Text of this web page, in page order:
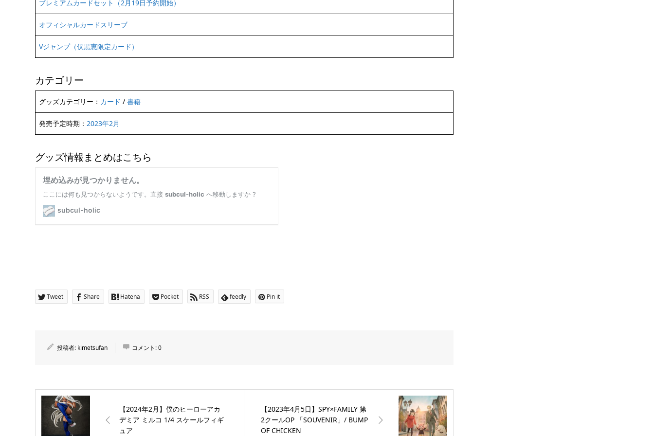
プレミアムカードセット（2月19日予約開始）
オフィシャルカードスリーブ
Vジャンプ（伏黒恵限定カード）
カテゴリー
グッズカテゴリー： カード / 書籍
発売予定時期： 2023年2月
グッズ情報まとめはこちら
Tweet Share Hatena Pocket RSS feedly Pin it
投稿者: kimetsufan コメント:0
【2024年2月】僕のヒーローアカ
デミア ミルコ 1/4 スケールフィギ
ュア
【2023年4月5日】SPY×FAMILY 第
2クールOP 「SOUVENIR」/ BUMP
OF CHICKEN